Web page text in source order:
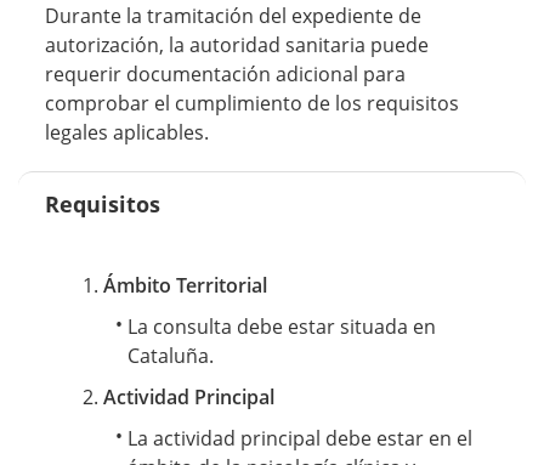
Durante la tramitación del expediente de
autorización, la autoridad sanitaria puede
requerir documentación adicional para
comprobar el cumplimiento de los requisitos
legales aplicables.
Requisitos
Ámbito Territorial
La consulta debe estar situada en
Cataluña.
Actividad Principal
La actividad principal debe estar en el